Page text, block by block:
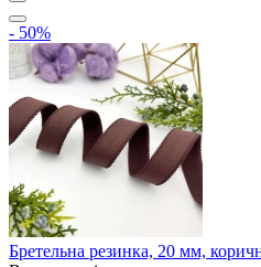
- 50%
Бретельна резинка, 20 мм,